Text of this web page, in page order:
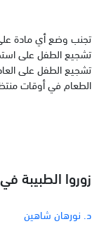
تجنب وضع أي مادة
تشجيع الطفل على
تشجيع الطفل على
الطعام في أوقات
زوروا الطبيبة في سابا 2،
د. نورهان شاهين